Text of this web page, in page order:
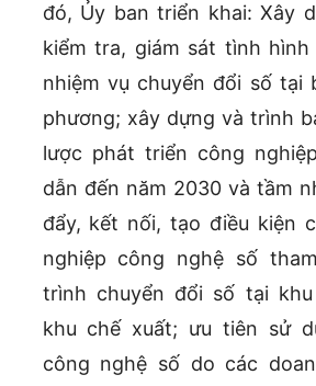
đó, Ủy ban triển khai: Xây
kiểm tra, giám sát tình
nhiệm vụ chuyển đổi số tại
phương; xây dựng và trình
lược phát triển công
dẫn đến năm 2030 và tầm
đẩy, kết nối, tạo điều kiện
nghiệp công nghệ số
trình chuyển đổi số tại
khu chế xuất; ưu tiên sử
công nghệ số do các